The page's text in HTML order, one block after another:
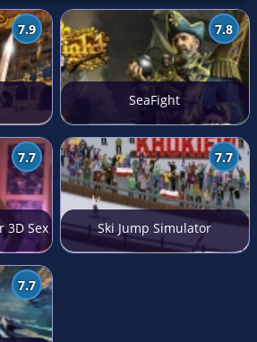
7.9 7.8
SeaFight
7.7
3D Sex
7.7
Ski Jump Simulator
7.7